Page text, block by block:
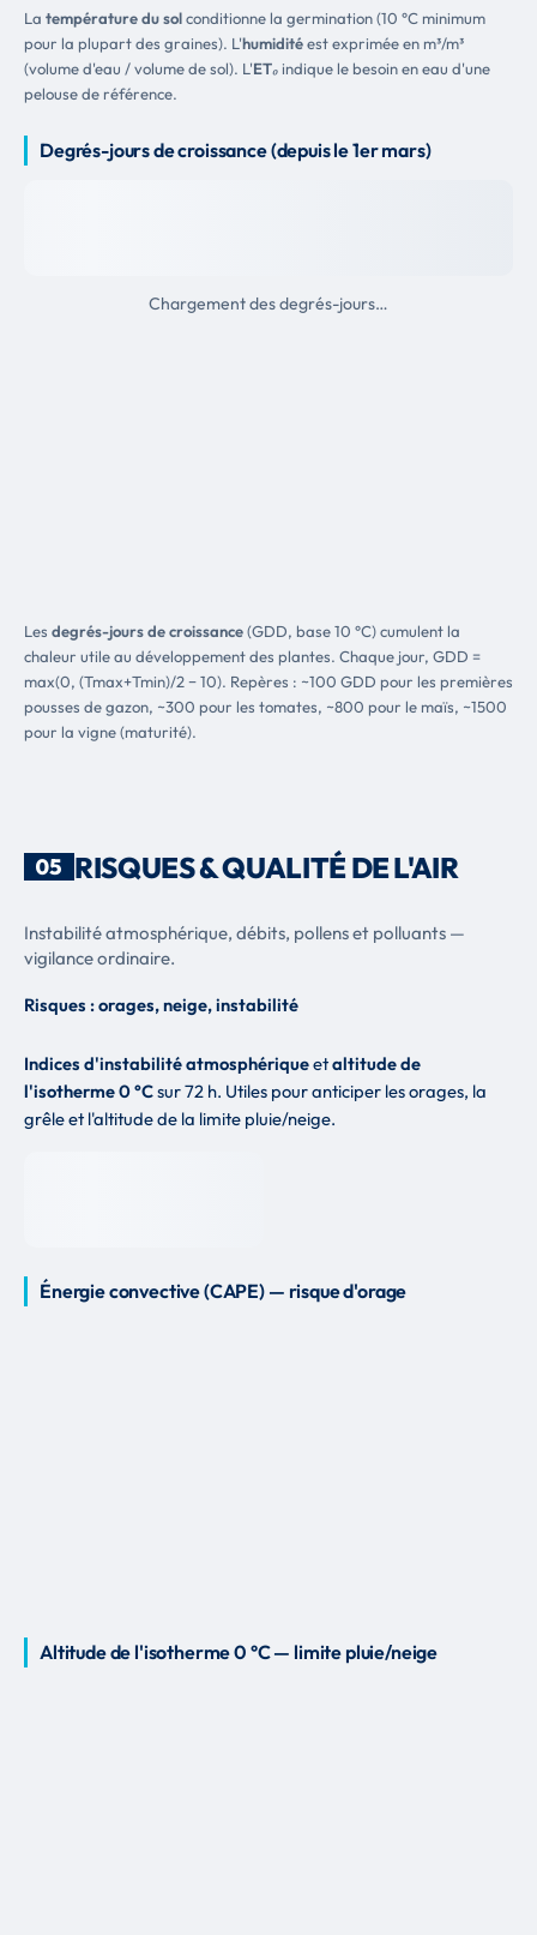
La température du solconditionne la germination (10 °C minimum
pour la plupart des graines). L'humiditéest exprimée en m³/m³
(volume d'eau / volume de sol). L'ET₀indique le besoin en eau d'une
pelouse de référence.
Degrés-jours de croissance (depuis le 1er mars)
Chargement des degrés-jours…
Les degrés-jours de croissance(GDD, base 10 °C) cumulent la
chaleur utile au développement des plantes. Chaque jour, GDD =
max(0, (Tmax+Tmin)/2 − 10). Repères : ~100 GDD pour les premières
pousses de gazon, ~300 pour les tomates, ~800 pour le maïs, ~1500
pour la vigne (maturité).
05 RISQUES & QUALITÉ DE L'AIR
Instabilité atmosphérique, débits, pollens et polluants —
vigilance ordinaire.
Risques : orages, neige, instabilité
Indices d'instabilité atmosphériqueetaltitude de
l'isotherme 0 °Csur 72 h. Utiles pour anticiper les orages, la
grêle et l'altitude de la limite pluie/neige.
Énergie convective (CAPE) — risque d'orage
Altitude de l'isotherme 0 °C — limite pluie/neige